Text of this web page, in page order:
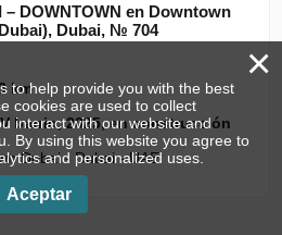
– DOWNTOWN en Downtown
Dubai, № 704
km
barrio, 2025, en construcción
Dubai - Dubai - UAE
×
to help provide you with the best
cookies are used to collect
interact with our website and
By using this website you agree to
and personalized uses.
Aceptar